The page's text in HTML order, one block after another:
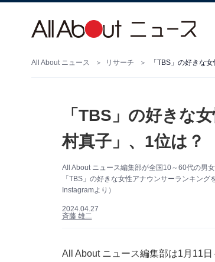
All About ニュース リサーチ 「TBS」の好きな
「TBS」の好きな
村真子」、1位は？
All About ニュース編集部が全国10～60代の男
「TBS」の好きな女性アナウンサーランキン
Instagramより）
2024.04.27
斉藤 雄二
All About ニュース編集部は1月11